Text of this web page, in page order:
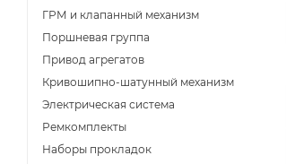
ГРМ и клапанный механизм
Поршневая группа
Привод агрегатов
Кривошипно-шатунный механизм
Электрическая система
Ремкомплекты
Наборы прокладок